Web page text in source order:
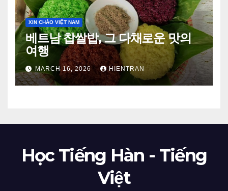
XIN CHÀO VIỆT NAM
베트남 찹쌀밥, 그 다채로운 맛의
여행
MARCH 16, 2026 HIENTRAN
Học Tiếng Hàn - Tiếng
Việt